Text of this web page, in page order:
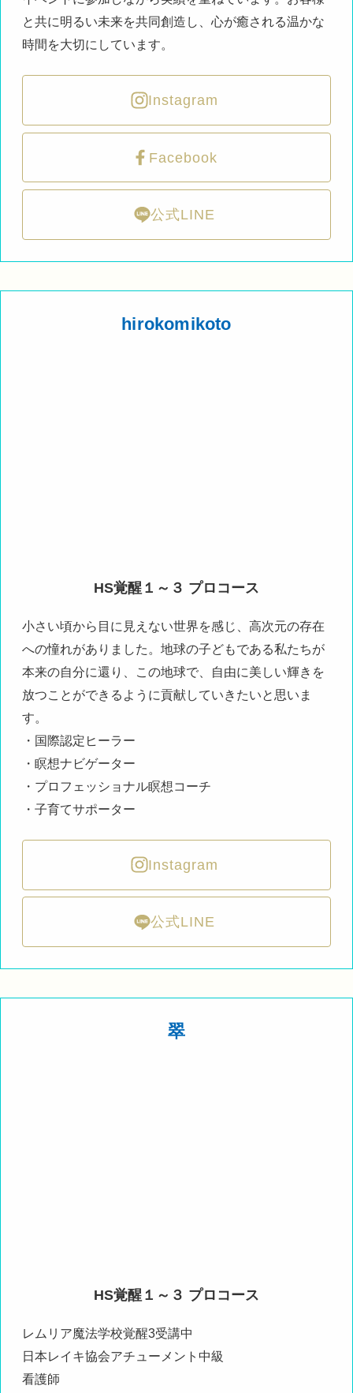
と共に明るい未来を共同創造し、心が癒される温かな
時間を大切にしています。
Instagram
Facebook
公式LINE
hirokomikoto
HS覚醒１～３ プロコース
小さい頃から目に見えない世界を感じ、高次元の存在
への憧れがありました。地球の子どもである私たちが
本来の自分に還り、この地球で、自由に美しい輝きを
放つことができるように貢献していきたいと思いま
す。
・国際認定ヒーラー
・瞑想ナビゲーター
・プロフェッショナル瞑想コーチ
・子育てサポーター
Instagram
公式LINE
翠
HS覚醒１～３ プロコース
レムリア魔法学校覚醒3受講中
日本レイキ協会アチューメント中級
看護師